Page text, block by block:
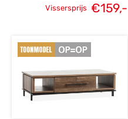
prijs was:
Vissersprijs €159,-